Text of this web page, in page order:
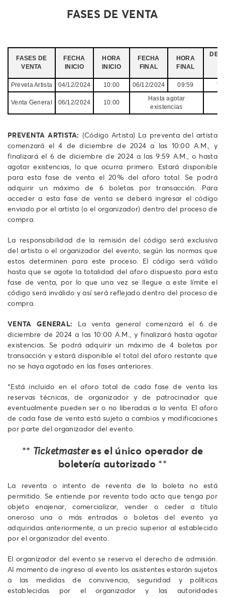
FASES DE VENTA
FASES DE
VENTA
FECHA
INICIO
HORA
INICIO
FECHA
FINAL
HORA
FINAL
Preveta Artista 04/12/2024 10:00 06/12/2024 09:59
Venta General 06/12/2024 10:00
Hasta agotar
existencias
PREVENTA ARTISTA: (Código Artista) La preventa del artista
comenzará el 4 de diciembre de 2024 a las 10:00 A.M., y
finalizará el 6 de diciembre de 2024 a las 9:59 A.M., o hasta
agotar existencias, lo que ocurra primero. Estará disponible
para esta fase de venta el 20% del aforo total. Se podrá
adquirir un máximo de 6 boletas por transacción. Para
acceder a esta fase de venta se deberá ingresar el código
enviado por el artista (o el organizador) dentro del proceso de
compra.
La responsabilidad de la remisión del código será exclusiva
del artista o el organizador del evento, según las normas que
estos determinen para este proceso. El código será válido
hasta que se agote la totalidad del aforo dispuesto para esta
fase de venta, por lo que una vez se llegue a este límite el
código será inválido y así será reflejado dentro del proceso de
compra.
VENTA GENERAL: La venta general comenzará el 6 de
diciembre de 2024 a las 10:00 A.M., y finalizará hasta agotar
existencias. Se podrá adquirir un máximo de 4 boletas por
transacción y estará disponible el total del aforo restante que
no se haya agotado en las fases anteriores.
*Está incluido en el aforo total de cada fase de venta las
reservas técnicas, de organizador y de patrocinador que
eventualmente pueden ser o no liberadas a la venta. El aforo
de cada fase de venta está sujeto a cambios y modificaciones
por parte del organizador del evento.
** Ticketmaster es el único operador de
boletería autorizado **
La reventa o intento de reventa de la boleta no está
permitido. Se entiende por reventa todo acto que tenga por
objeto enajenar, comercializar, vender o ceder a título
oneroso una o más entradas o boletas del evento ya
adquiridas anteriormente, a un precio superior al establecido
por el organizador del evento.
El organizador del evento se reserva el derecho de admisión.
Al momento de ingreso al evento los asistentes estarán sujetos
a las medidas de convivencia, seguridad y políticas
establecidas por el organizador y las autoridades